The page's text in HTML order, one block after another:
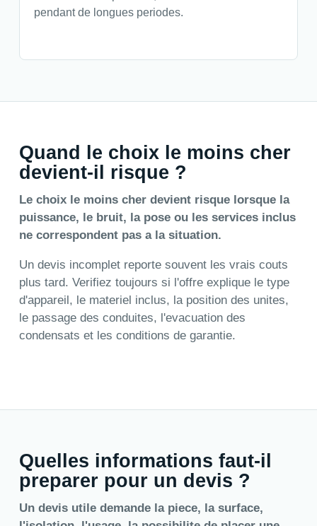
pendant de longues periodes.
Quand le choix le moins cher
devient-il risque ?
Le choix le moins cher devient risque lorsque la
puissance, le bruit, la pose ou les services inclus
ne correspondent pas a la situation.
Un devis incomplet reporte souvent les vrais couts
plus tard. Verifiez toujours si l'offre explique le type
d'appareil, le materiel inclus, la position des unites,
le passage des conduites, l'evacuation des
condensats et les conditions de garantie.
Quelles informations faut-il
preparer pour un devis ?
Un devis utile demande la piece, la surface,